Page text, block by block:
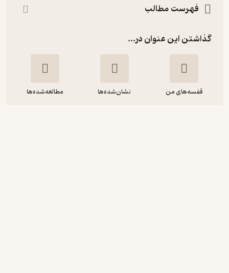
فهرست مطالب
گذاشتن این عنوان در...
قفسه‌های من نشان‌شده‌ها مطالعه‌شده‌ها